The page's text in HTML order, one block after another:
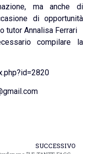
ma anche di
di opportunità
tutor Annalisa Ferrari
compilare la
SUCCESSIVO